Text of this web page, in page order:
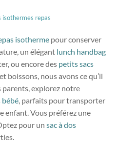
isothermes repas
isotherme pour conserver
un élégant lunch handbag
ou encore des petits sacs
boissons, nous avons ce qu’il
parents, explorez notre
bébé, parfaits pour transporter
enfant. Vous préférez une
pour un sac à dos